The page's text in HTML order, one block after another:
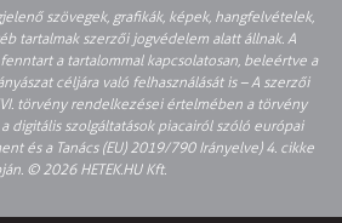
szövegek, grafikák, képek, hangfelvételek,
tartalmak szerzői jogvédelem alatt állnak. A
a tartalommal kapcsolatosan, beleértve a
céljára való felhasználását is – A szerzői
törvény rendelkezései értelmében a törvény
a digitális szolgáltatások piacairól szóló európai
és a Tanács (EU) 2019/790 Irányelve) 4. cikke
© 2026 HETEK.HU Kft.